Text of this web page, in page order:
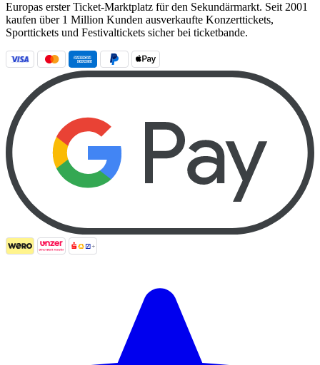
Europas erster Ticket-Marktplatz für den Sekundärmarkt. Seit 2001
kaufen über 1 Million Kunden ausverkaufte Konzerttickets,
Sporttickets und Festivaltickets sicher bei ticketbande.